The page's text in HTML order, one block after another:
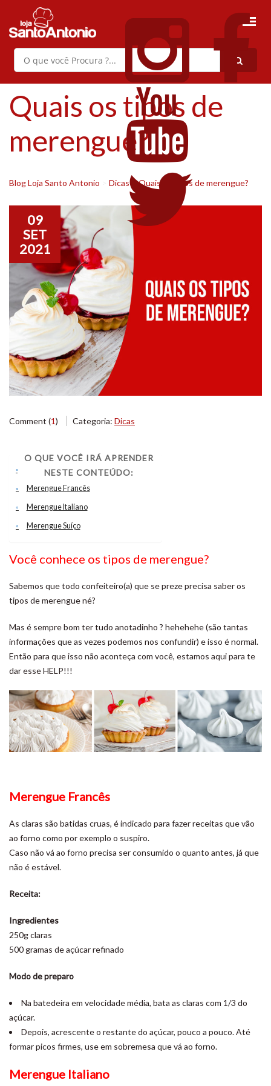
Quais os tipos de
merengue?
Blog Loja Santo Antonio Dicas>Quais os tipos de merengue?
Comment (1) Categoria: Dicas
O QUE VOCÊ IRÁ APRENDER
NESTE CONTEÚDO:
Você conhece os tipos de merengue?
Merengue Francês
Merengue Italiano
Merengue Suíço
Você conhece os tipos de merengue?
Sabemos que todo confeiteiro(a) que se preze precisa saber os
tipos de merengue né?
Mas é sempre bom ter tudo anotadinho ? hehehehe (são tantas
informações que as vezes podemos nos confundir) e isso é normal.
Então para que isso não aconteça com você, estamos aqui para te
dar esse HELP!!!
Merengue Francês
As claras são batidas cruas, é indicado para fazer receitas que vão
ao forno como por exemplo o suspiro.
Caso não vá ao forno precisa ser consumido o quanto antes, já que
não é estável.
Receita:
Ingredientes
250g claras
500 gramas de açúcar refinado
Modo de preparo
Na batedeira em velocidade média, bata as claras com 1/3 do
açúcar.
Depois, acrescente o restante do açúcar, pouco a pouco. Até
formar picos firmes, use em sobremesa que vá ao forno.
Merengue Italiano
09
SET
2021